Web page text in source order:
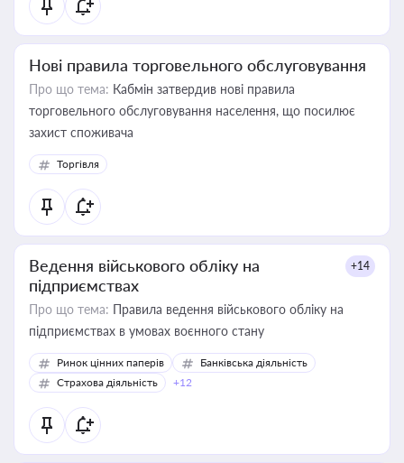
Нові правила торговельного обслуговування
Про що тема: Кабмін затвердив нові правила
торговельного обслуговування населення, що посилює
захист споживача
Торгівля
Ведення військового обліку на
підприємствах
+14
Про що тема: Правила ведення військового обліку на
підприємствах в умовах воєнного стану
Ринок цінних паперів
Банківська діяльність
Страхова діяльність
+12